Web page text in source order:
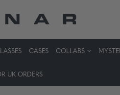
CASES COLLABS
UK ORDERS